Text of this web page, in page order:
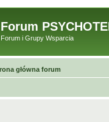
Forum
Forum i Grupy Wsparcia
główna forum